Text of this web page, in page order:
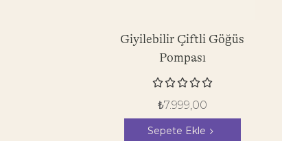
Giyilebilir Çiftli Göğüs
Pompası

₺7.999,00
Sepete Ekle